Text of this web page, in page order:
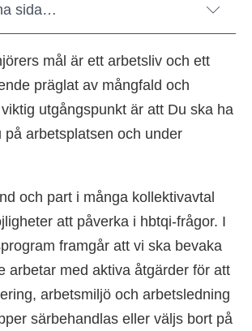
sida…
mål är ett arbetsliv och ett
präglat av mångfald och
utgångspunkt är att Du ska ha
på arbetsplatsen och under
och part i många kollektivavtal
att påverka i hbtqi-frågor. I
framgår att vi ska bevaka
arbetar med aktiva åtgärder för att
arbetsmiljö och arbetsledning
särbehandlas eller väljs bort på